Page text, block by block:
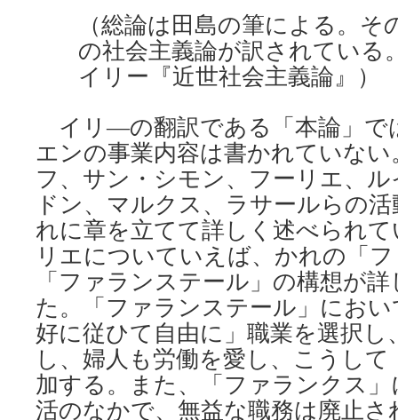
（総論は田島の筆による。
の社会主義論が訳されている
イリー『近世社会主義論』）
イリ―の翻訳である「本論」で
エンの事業内容は書かれていな
フ、サン・シモン、フーリエ、
ドン、マルクス、ラサールらの
れに章を立てて詳しく述べられ
リエについていえば、かれの「
「ファランステール」の構想が
た。「ファランステール」にお
好に従ひて自由に」職業を選択し
し、婦人も労働を愛し、こうし
加する。また、「ファランクス
活のなかで、無益な職務は廃止さ